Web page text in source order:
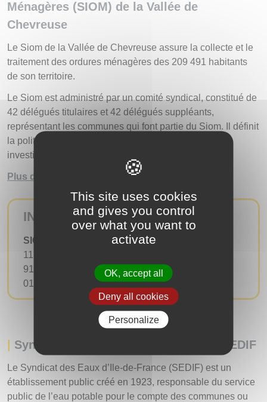
Ménagères (SIOM) de la Vallée de
Chevreuse
Le Siom de la Vallée de Chevreuse assure la collecte et le
traitement des ordures ménagères des 209 491 habitants
de son territoire.
Le Siom est administré par un comité syndical, constitué de
42 délégués titulaires et 42 délégués suppléants,
représentant les communes qui font partie du Siom. Il définit
la politique du syndicat, vote le budget, décide des
investissements et de sa gestion.
Plus d’informations sur le SIOM
INFOS PRATIQUES
SIOM de la Vallée de Chevreuse
118 chemin départemental
91140 Villejust
01 64 53 30 00
Syndicat des Eaux d’Ile-de-France – SEDIF
Le Syndicat des Eaux d’Ile-de-France (SEDIF) est un
établissement public créé en 1923, responsable du service
public de l’eau potable pour le compte des communes ou
This site uses cookies
and gives you control
over what you want to
activate
OK, accept all
Deny all cookies
Personalize